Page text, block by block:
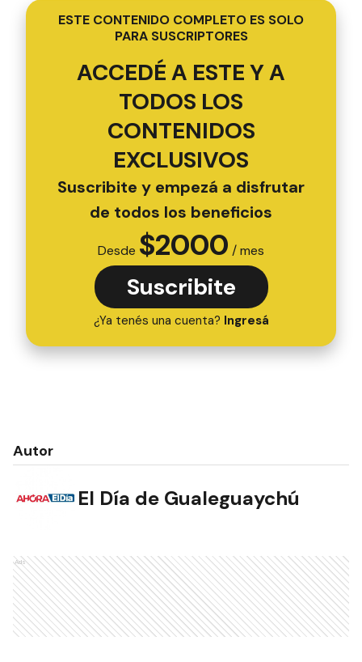
ESTE CONTENIDO COMPLETO ES SOLO
PARA SUSCRIPTORES
ACCEDÉ A ESTE Y A
TODOS LOS
CONTENIDOS
EXCLUSIVOS
Suscribite y empezá a disfrutar
de todos los beneficios
Desde $2000 / mes
Suscribite
¿Ya tenés una cuenta? Ingresá
Autor
El Día de Gualeguaychú
Ads